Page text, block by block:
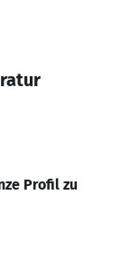
Profil zu